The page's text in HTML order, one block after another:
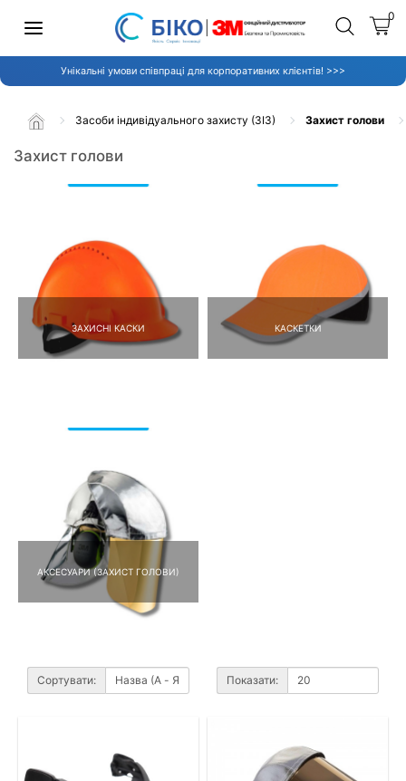
0
Унікальні умови співпраці для корпоративних клієнтів! >>>
Засоби індивідуального захисту (ЗІЗ) Захист голови
Захист голови
ЗАХИСНІ КАСКИ КАСКЕТКИ
АКСЕСУАРИ (ЗАХИСТ ГОЛОВИ)
Сортувати: Показати: